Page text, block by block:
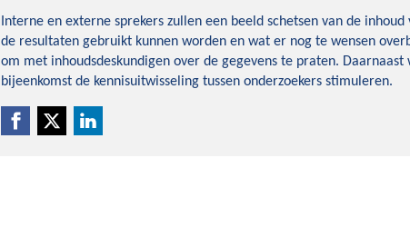
Interne en externe sprekers zullen een beeld schetsen van de
de resultaten gebruikt kunnen worden en wat er nog te wensen
om met inhoudsdeskundigen over de gegevens te praten.
bijeenkomst de kennisuitwisseling tussen onderzoekers stimuleren.